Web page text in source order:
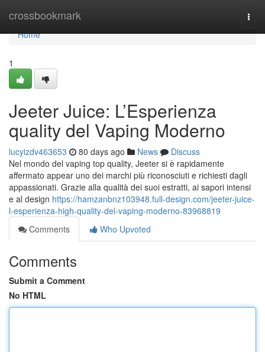
crossbookmark
Home
Home
1
Jeeter Juice: L’Esperienza
quality del Vaping Moderno
lucyizdv463653 80 days ago News
Discuss
Nel mondo del vaping top quality, Jeeter si è rapidamente
affermato appear uno dei marchi più riconosciuti e richiesti dagli
appassionati. Grazie alla qualità dei suoi estratti, ai sapori intensi
e al design https://hamzanbnz103948.full-design.com/jeeter-juice-
l-esperienza-high-quality-del-vaping-moderno-83968819
Comments
Who Upvoted
Comments
Submit a Comment
No HTML